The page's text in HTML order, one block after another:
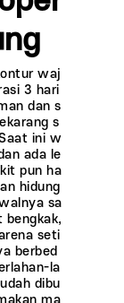
waj
3 hari
dan s
s
ini w
ada le
pun ha
hidung
sa
seti
berbed
la
dibu
ma